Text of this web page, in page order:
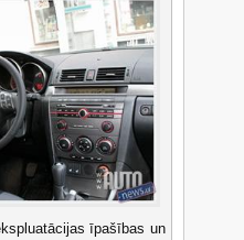
īpašības un